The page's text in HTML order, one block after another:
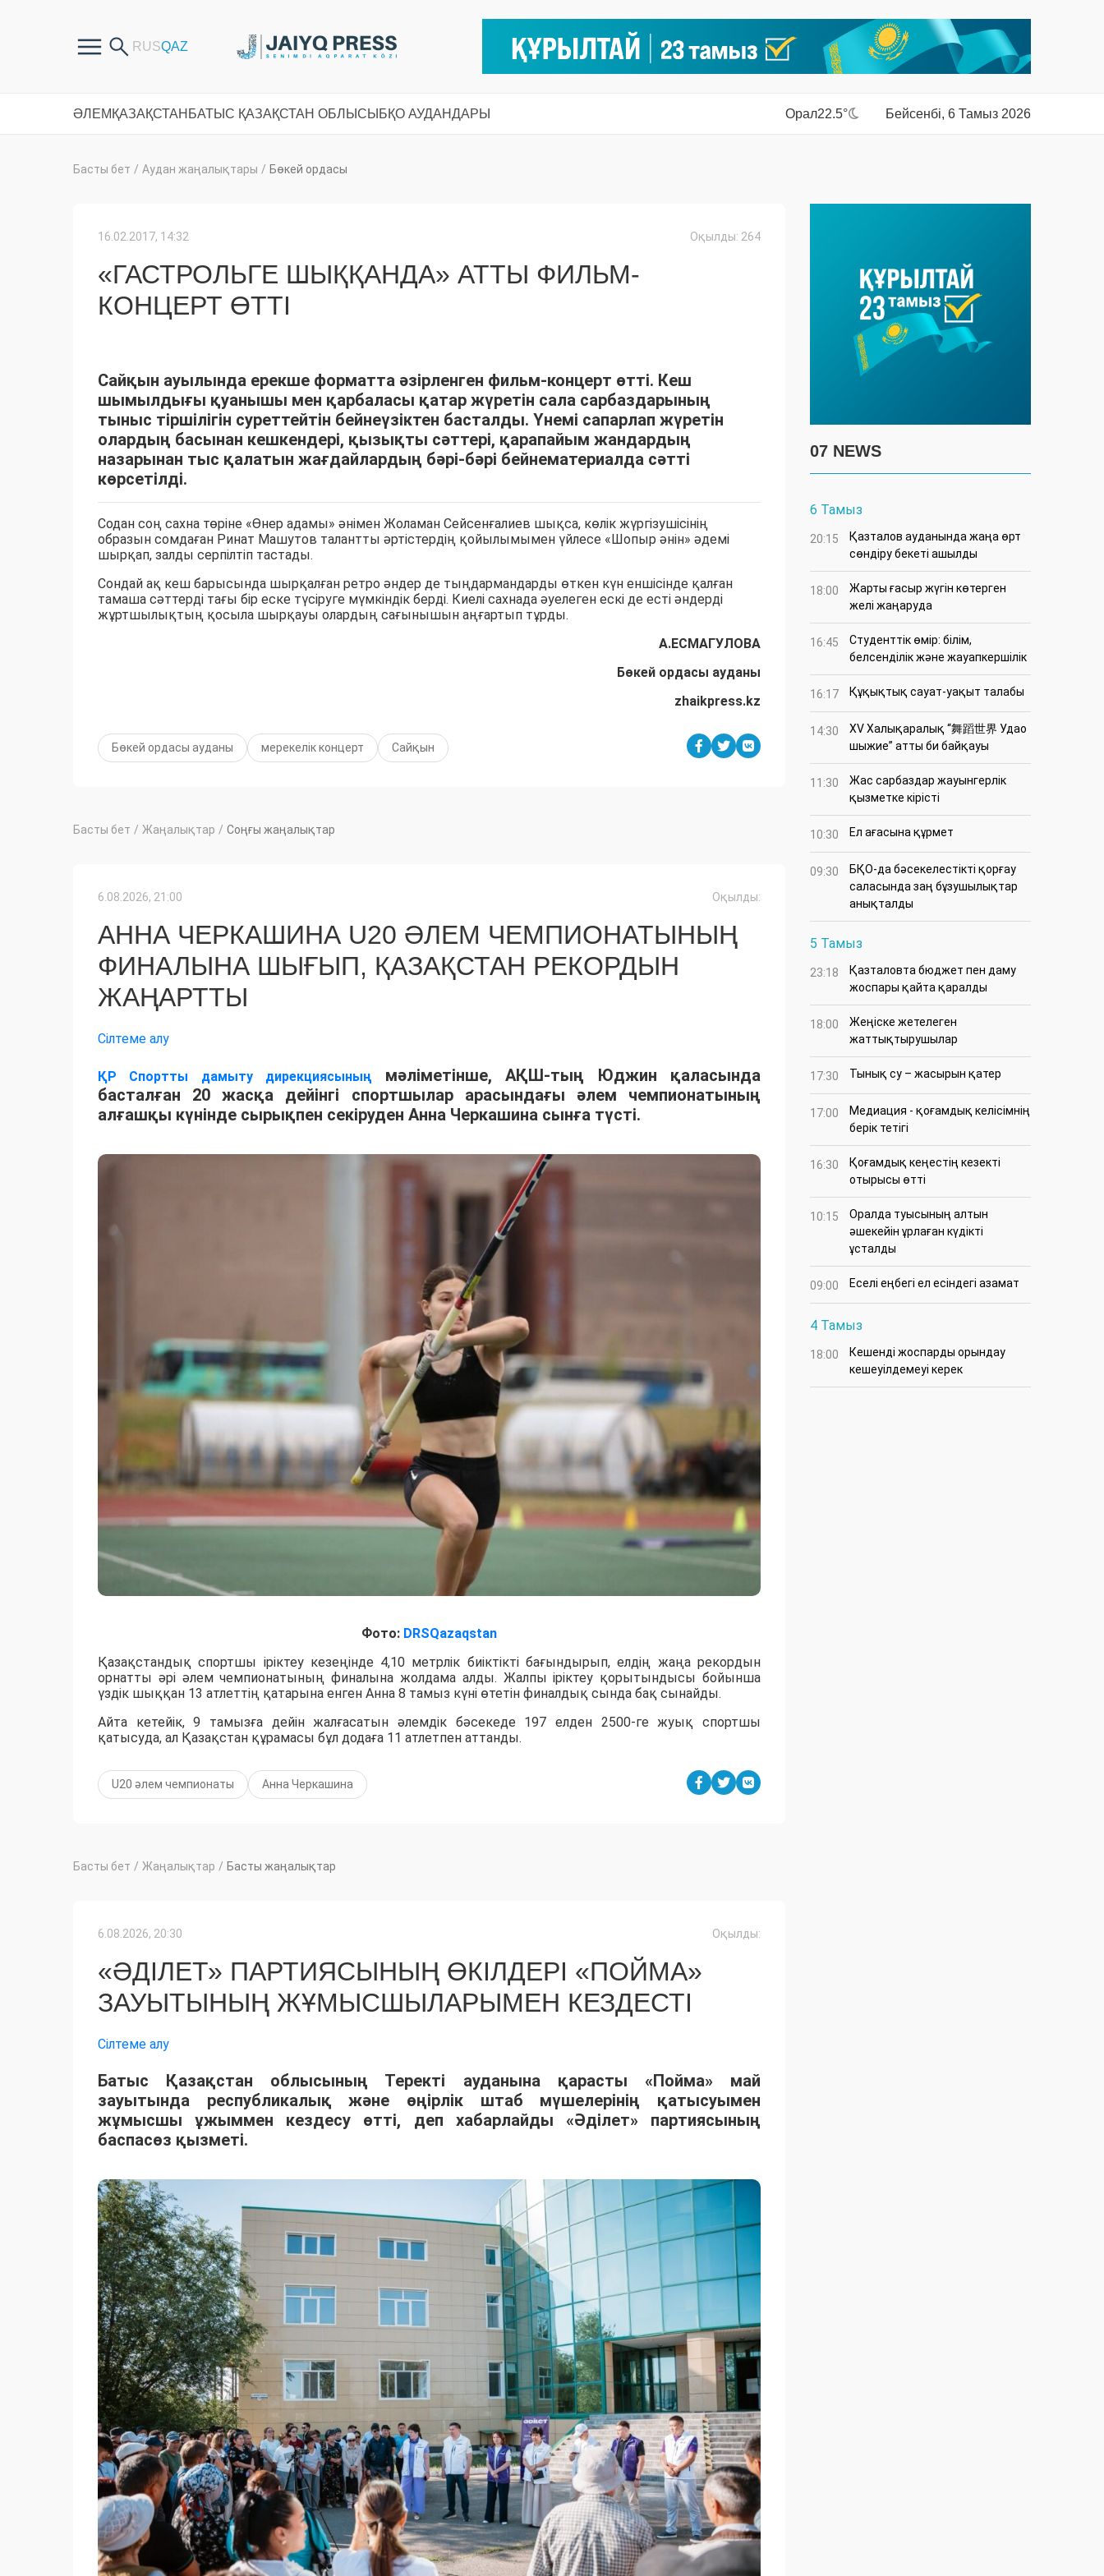
ӘЛЕМ ҚАЗАҚСТАН БАТЫС ҚАЗАҚСТАН ОБЛЫСЫ БҚО АУДАНДАРЫ Орал22.5° Бейсенбі, 6 Тамыз 2026
Басты бет / Аудан жаңалықтары / Бөкей ордасы
16.02.2017, 14:32 Оқылды: 264
«ГАСТРОЛЬГЕ ШЫҚҚАНДА» АТТЫ ФИЛЬМ-
КОНЦЕРТ ӨТТІ
Сайқын ауылында ерекше форматта әзірленген фильм-концерт өтті. Кеш
шымылдығы қуанышы мен қарбаласы қатар жүретін сала сарбаздарының
тыныс тіршілігін суреттейтін бейнеүзіктен басталды. Үнемі сапарлап жүретін
олардың басынан кешкендері, қызықты сәттері, қарапайым жандардың
назарынан тыс қалатын жағдайлардың бәрі-бәрі бейнематериалда сәтті
көрсетілді.
Содан соң сахна төріне «Өнер адамы» әнімен Жоламан Сейсенғалиев шықса, көлік жүргізушісінің
образын сомдаған Ринат Машутов талантты әртістердің қойылымымен үйлесе «Шопыр әнін» әдемі
шырқап, залды серпілтіп тастады.
Сондай ақ кеш барысында шырқалған ретро әндер де тыңдармандарды өткен күн еншісінде қалған
тамаша сәттерді тағы бір еске түсіруге мүмкіндік берді. Киелі сахнада әуелеген ескі де есті әндерді
жұртшылықтың қосыла шырқауы олардың сағынышын аңғартып тұрды.
А.ЕСМАГУЛОВА
Бөкей ордасы ауданы
zhaikpress.kz
Бөкей ордасы ауданы мерекелік концерт Сайқын
Басты бет / Жаңалықтар / Соңғы жаңалықтар
6.08.2026, 21:00 Оқылды:
АННА ЧЕРКАШИНА U20 ӘЛЕМ ЧЕМПИОНАТЫНЫҢ
ФИНАЛЫНА ШЫҒЫП, ҚАЗАҚСТАН РЕКОРДЫН
ЖАҢАРТТЫ
Сілтеме алу
ҚР Спортты дамыту дирекциясының
мәліметінше, АҚШ-тың Юджин қаласында
басталған 20 жасқа дейінгі спортшылар арасындағы әлем чемпионатының
алғашқы күнінде сырықпен секіруден Анна Черкашина сынға түсті.
Фото: DRSQazaqstan
Қазақстандық спортшы іріктеу кезеңінде 4,10 метрлік биіктікті бағындырып, елдің жаңа рекордын
орнатты әрі әлем чемпионатының финалына жолдама алды. Жалпы іріктеу қорытындысы бойынша
үздік шыққан 13 атлеттің қатарына енген Анна 8 тамыз күні өтетін финалдық сында бақ сынайды.
Айта кетейік, 9 тамызға дейін жалғасатын әлемдік бәсекеде 197 елден 2500-ге жуық спортшы
қатысуда, ал Қазақстан құрамасы бұл додаға 11 атлетпен аттанды.
U20 әлем чемпионаты Анна Черкашина
Басты бет / Жаңалықтар / Басты жаңалықтар
6.08.2026, 20:30 Оқылды:
«ӘДІЛЕТ» ПАРТИЯСЫНЫҢ ӨКІЛДЕРІ «ПОЙМА»
ЗАУЫТЫНЫҢ ЖҰМЫСШЫЛАРЫМЕН КЕЗДЕСТІ
Сілтеме алу
Батыс Қазақстан облысының Теректі ауданына қарасты «Пойма» май
зауытында республикалық және өңірлік штаб мүшелерінің қатысуымен
жұмысшы ұжыммен кездесу өтті, деп хабарлайды «Әділет» партиясының
баспасөз қызметі.
07 NEWS
6 Тамыз
20:15
Қазталов ауданында жаңа өрт
сөндіру бекеті ашылды
18:00
Жарты ғасыр жүгін көтерген
желі жаңаруда
16:45
Студенттік өмір: білім,
белсенділік және жауапкершілік
16:17 Құқықтық сауат-уақыт талабы
14:30
XV Халықаралық “舞蹈世界 Удао
шыжие” атты би байқауы
11:30
Жас сарбаздар жауынгерлік
қызметке кірісті
10:30 Ел ағасына құрмет
09:30
БҚО-да бәсекелестікті қорғау
саласында заң бұзушылықтар
анықталды
5 Тамыз
23:18
Қазталовта бюджет пен даму
жоспары қайта қаралды
18:00
Жеңіске жетелеген
жаттықтырушылар
17:30 Тынық су – жасырын қатер
17:00
Медиация - қоғамдық келісімнің
берік тетігі
16:30
Қоғамдық кеңестің кезекті
отырысы өтті
10:15
Оралда туысының алтын
әшекейін ұрлаған күдікті
ұсталды
09:00 Еселі еңбегі ел есіндегі азамат
4 Тамыз
18:00
Кешенді жоспарды орындау
кешеуілдемеуі керек